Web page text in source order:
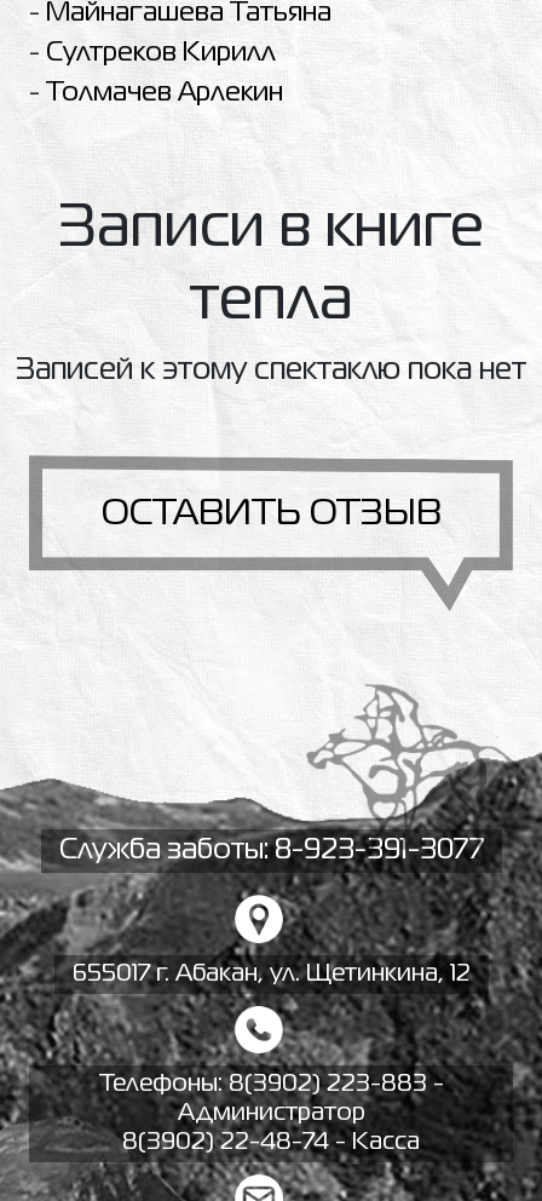
- Майнагашева Татьяна
- Султреков Кирилл
-
Толмачев Арлекин
Записи в книге
тепла
Записей к этому спектаклю пока нет
ОСТАВИТЬ ОТЗЫВ
Служба заботы: 8-923-391-3077
655017 г. Абакан, ул. Щетинкина, 12
Телефоны:8(3902) 223-883 -
Администратор
8(3902) 22-48-74 - Касса